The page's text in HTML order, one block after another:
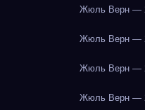
Жюль Верн —
Жюль Верн —
Жюль Верн —
Жюль Верн —